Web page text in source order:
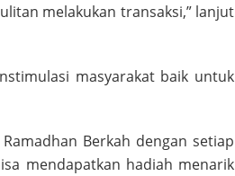
melakukan transaksi,” lanjut
masyarakat baik untuk
Berkah dengan setiap
mendapatkan hadiah menarik